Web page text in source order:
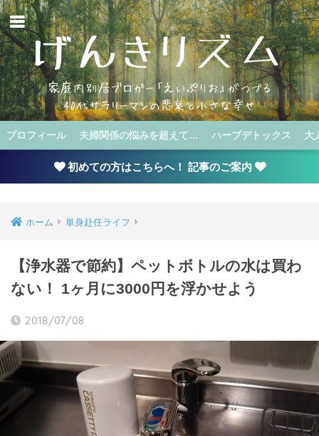
プロフィール 夫婦関係の悩みを超えて… ハーブデトックス 大
初めての方はこちらへ！ 記事のご案内
ホーム 単身赴任ライフ
【浄水器で節約】ペットボトルの水は買わ
ない！ 1ヶ月に3000円を浮かせよう
2018/07/08